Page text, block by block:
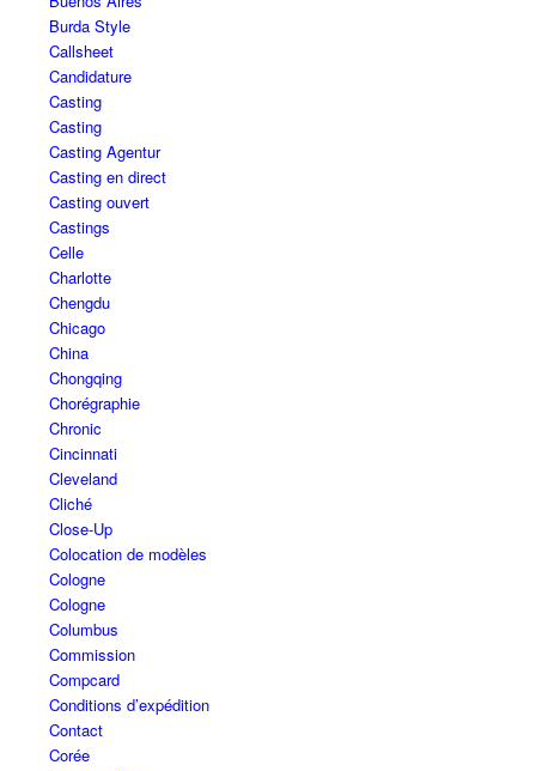
Burda Style
Callsheet
Candidature
Casting
Casting
Casting Agentur
Casting en direct
Casting ouvert
Castings
Celle
Charlotte
Chengdu
Chicago
China
Chongqing
Chorégraphie
Chronic
Cincinnati
Cleveland
Cliché
Close-Up
Colocation de modèles
Cologne
Cologne
Columbus
Commission
Compcard
Conditions d’expédition
Contact
Corée